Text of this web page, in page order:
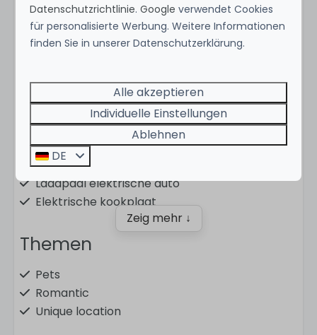
Ausstattung
Standort
Breukelen
Duurzaam
Laadpaal elektrische auto
Elektrische kookplaat
Themen
Pets
Romantic
Unique location
Zeig mehr ↓
Datenschutzrichtlinie.Google verwendet Cookies
für personalisierte Werbung. Weitere Informationen
finden Sie in unserer Datenschutzerklärung.
Alle akzeptieren
Individuelle Einstellungen
Ablehnen
DE